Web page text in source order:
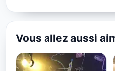
Vous allez aussi